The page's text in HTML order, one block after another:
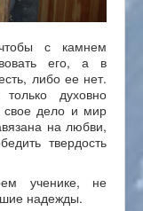
с камнем
его, а в
либо ее нет.
духовно
дело и мир
на любви,
твердость
ученике, не
надежды.